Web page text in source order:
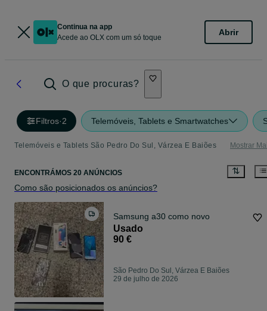
Continua na app
Acede ao OLX com um só toque
Abrir
O que procuras?
Filtros·2 Telemóveis, Tablets e Smartwatches
Telemóveis e Tablets São Pedro Do Sul, Várzea E Baiões Mostrar
ENCONTRÁMOS 20 ANÚNCIOS
Como são posicionados os anúncios?
Samsung a30 como novo
Usado
90 €
São Pedro Do Sul, Várzea E Baiões
29 de julho de 2026